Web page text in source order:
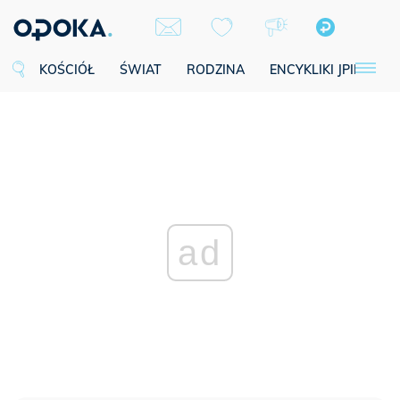
KOŚCIÓŁ ŚWIAT RODZINA ENCYKLIKI JPII
ad